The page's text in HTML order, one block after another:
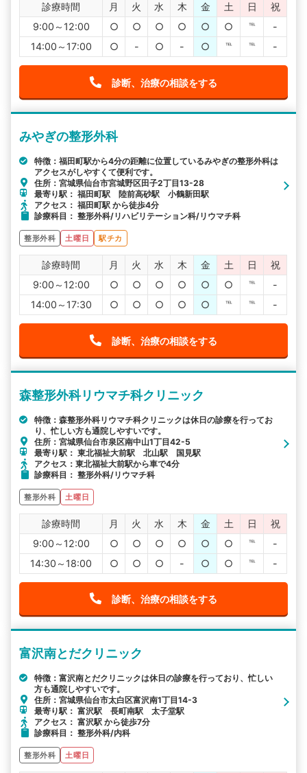
診療時間 月 火 水 木 金 土 日
祝
9:00～12:00
○ ○ ○ ○ ○ ○ ℡
-
14:00～17:00
○ - ○ - ○ ℡ ℡ -
診断、治療の相談をする
みやぎの整形外科
特徴：福田町駅から4分の距離に位置しているみやぎの整形外科は
アクセスがしやすくて便利です。
住所：宮城県仙台市宮城野区田子2丁目13-28
最寄り駅： 福田町駅 陸前高砂駅 小鶴新田駅
アクセス： 福田町駅 から徒歩4分
診療科目： 整形外科/リハビリテーション科/リウマチ科
整形外科 土曜日 駅チカ
診療時間 月 火 水 木 金 土 日
祝
9:00～12:00
○ ○ ○ ○ ○ ○ ℡
-
14:00～17:30
○ ○ ○ ○ ○ ℡ ℡ -
診断、治療の相談をする
森整形外科リウマチ科クリニック
特徴：森整形外科リウマチ科クリニックは休日の診療を行ってお
り、忙しい方も通院しやすいです。
住所：宮城県仙台市泉区南中山1丁目42-5
最寄り駅： 東北福祉大前駅 北山駅 国見駅
アクセス：東北福祉大前駅から車で4分
診療科目： 整形外科/リウマチ科
整形外科 土曜日
診療時間 月 火 水 木 金 土 日
祝
9:00～12:00
○ ○ ○ ○ ○ ○ ℡
-
14:30～18:00
○ ○ ○ - ○ ○ ℡ -
診断、治療の相談をする
富沢南とだクリニック
特徴：富沢南とだクリニックは休日の診療を行っており、忙しい
方も通院しやすいです。
住所：宮城県仙台市太白区富沢南1丁目14-3
最寄り駅： 富沢駅 長町南駅 太子堂駅
アクセス： 富沢駅 から徒歩7分
診療科目： 整形外科/内科
整形外科 土曜日